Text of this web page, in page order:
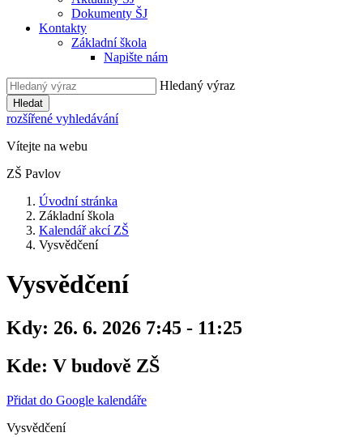
Dokumenty ŠJ
Kontakty
Základní škola
Napište nám
Hledaný výraz
Hledat
rozšířené vyhledávání
Vítejte na webu
ZŠ Pavlov
Úvodní stránka
Základní škola
Kalendář akcí ZŠ
Vysvědčení
Vysvědčení
Kdy: 26. 6. 2026 7:45 - 11:25
Kde: V budově ZŠ
Přidat do Google kalendáře
Vysvědčení